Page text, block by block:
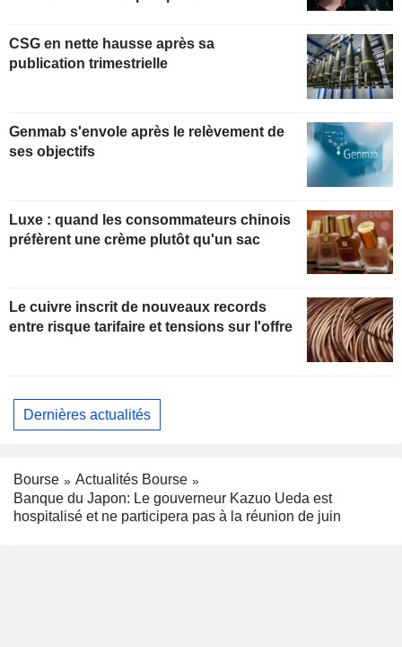
CSG en nette hausse après sa
publication trimestrielle
Genmab s'envole après le relèvement de
ses objectifs
Luxe : quand les consommateurs chinois
préfèrent une crème plutôt qu'un sac
Le cuivre inscrit de nouveaux records
entre risque tarifaire et tensions sur l'offre
Dernières actualités
Bourse
Actualités Bourse
Banque du Japon: Le gouverneur Kazuo Ueda est
hospitalisé et ne participera pas à la réunion de juin